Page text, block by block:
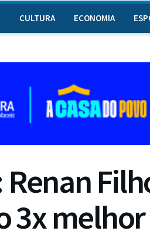
CULTURA ECONOMIA
3x